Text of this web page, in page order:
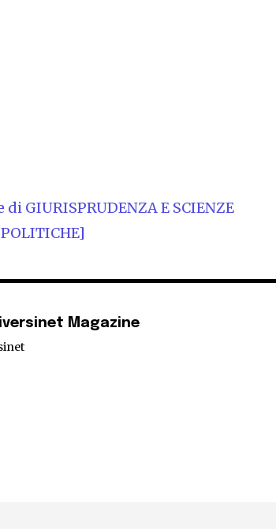
GIURISPRUDENZA E SCIENZE
POLITICHE]
Magazine